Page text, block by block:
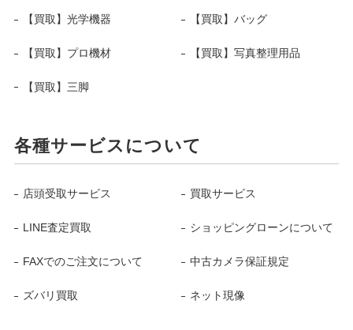
【買取】光学機器 【買取】バッグ
【買取】プロ機材 【買取】写真整理用品
【買取】三脚
各種サービスについて
店頭受取サービス 買取サービス
LINE査定買取 ショッピングローンについて
FAXでのご注文について 中古カメラ保証規定
ズバリ買取 ネット現像